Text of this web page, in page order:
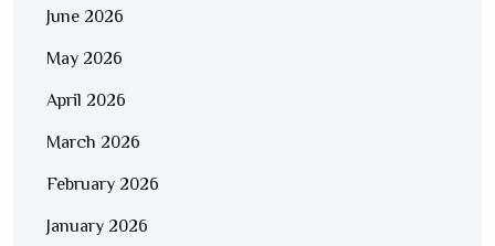
June 2026
May 2026
April 2026
March 2026
February 2026
January 2026